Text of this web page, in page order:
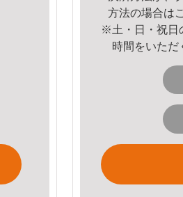
方法の場合は
※土・日・祝日
時間をいただ